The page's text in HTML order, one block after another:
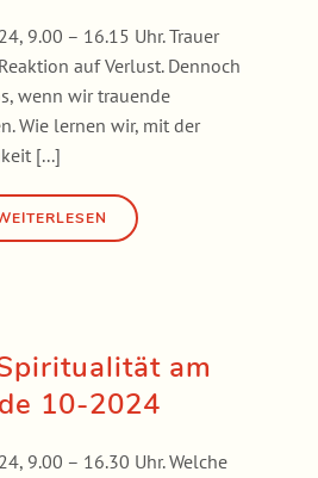
9.00 – 16.15 Uhr. Trauer
auf Verlust. Dennoch
wenn wir trauende
Wie lernen wir, mit der
[...]
am
10-2024
9.00 – 16.30 Uhr. Welche